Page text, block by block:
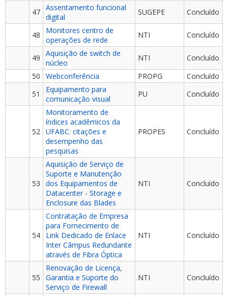
47 Assentamento funcional
digital
SUGEPE Concluído
48
Monitores centro de
operações de rede
NTI Concluído
49
Aquisição de switch de
núcleo
NTI
Concluído
50
Webconferência PROPG
Concluído
51
Equipamento para
comunicação visual
PU Concluído
52
Monitoramento de
índices acadêmicos da
UFABC: citações e
desempenho das
pesquisas
PROPES Concluído
53
Aquisição de Serviço de
Suporte e Manutenção
dos Equipamentos de
Datacenter - Storage e
Enclosure das Blades
NTI Concluído
54
Contratação de Empresa
para Fornecimento de
Link Dedicado de Enlace
Inter Câmpus Redundante
através de Fibra Óptica
NTI Concluído
55
Renovação de Licença,
Garantia e Suporte do
Serviço de Firewall
NTI Concluído